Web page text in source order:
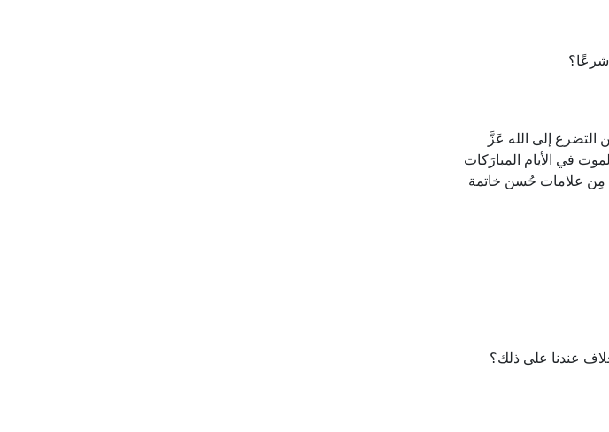
شرعًا؟
التضرع إلى الله عَزَّ
في الأيام المبارَكات
مِن علامات حُسن خاتمة
عندنا على ذلك؟